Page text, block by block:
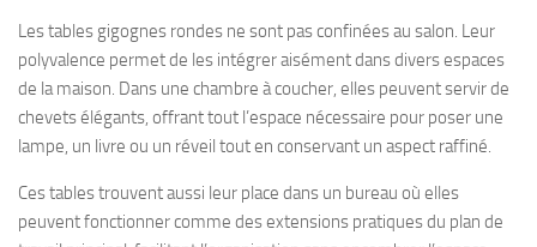
Les tables gigognes rondes ne sont pas confinées au salon. Leur
polyvalence permet de les intégrer aisément dans divers espaces
de la maison. Dans une chambre à coucher, elles peuvent servir de
chevets élégants, offrant tout l’espace nécessaire pour poser une
lampe, un livre ou un réveil tout en conservant un aspect raffiné.
Ces tables trouvent aussi leur place dans un bureau où elles
peuvent fonctionner comme des extensions pratiques du plan de